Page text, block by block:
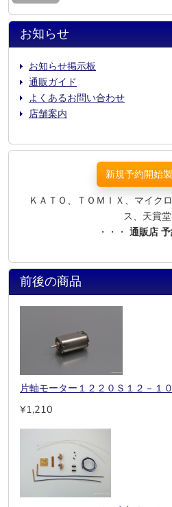
お知らせ
お知らせ掲示板
通販ガイド
よくあるお問い合わせ
店舗案内
新規予約開始
ＫＡＴＯ、ＴＯＭＩＸ、マイク
ス、天賞
・・・ 通販店
前後の商品
片軸モーター１２２０Ｓ１２－１
¥1,210